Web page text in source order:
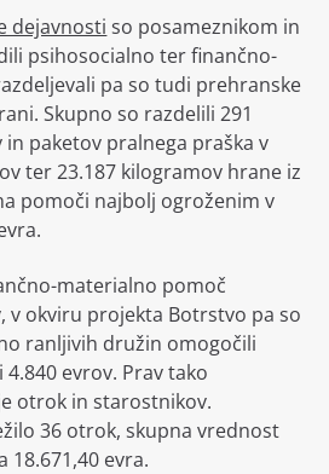
dejavnosti so posameznikom in
psihosocialno ter finančno-
pa so tudi prehranske
Skupno so razdelili 291
paketov pralnega praška v
ter 23.187 kilogramov hrane iz
pomoči najbolj ogroženim v
materialno pomoč
v okviru projekta Botrstvo pa so
ranljivih družin omogočili
evrov. Prav tako
otrok in starostnikov.
36 otrok, skupna vrednost
18.671,40 evra.